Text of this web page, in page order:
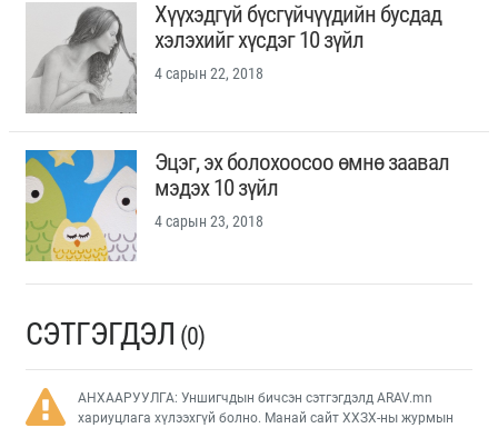
Хүүхэдгүй бүсгүйчүүдийн бусдад
хэлэхийг хүсдэг 10 зүйл
4 сарын 22, 2018
Эцэг, эх болохоосоо өмнө заавал
мэдэх 10 зүйл
4 сарын 23, 2018
СЭТГЭГДЭЛ (0)
АНХААРУУЛГА: Уншигчдын бичсэн сэтгэгдэлд ARAV.mn
хариуцлага хүлээхгүй болно. Манай сайт ХХЗХ-ны журмын